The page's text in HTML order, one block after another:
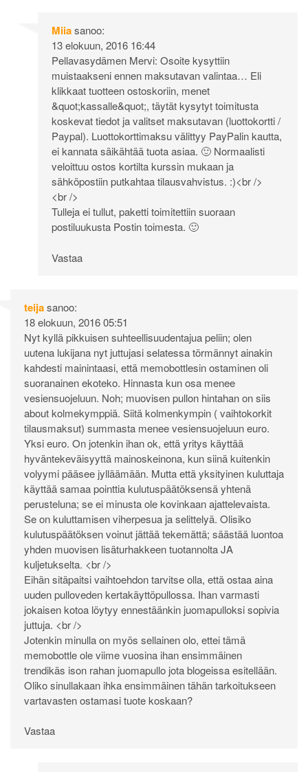
Miiasanoo:
13 elokuun, 2016 16:44
Pellavasydämen Mervi: Osoite kysyttiin
muistaakseni ennen maksutavan valintaa… Eli
klikkaat tuotteen ostoskoriin, menet
&quot;kassalle&quot;, täytät kysytyt toimitusta
koskevat tiedot ja valitset maksutavan (luottokortti /
Paypal). Luottokorttimaksu välittyy PayPalin kautta,
ei kannata säikähtää tuota asiaa. 🙂 Normaalisti
veloittuu ostos kortilta kurssin mukaan ja
sähköpostiin putkahtaa tilausvahvistus. :)<br />
<br />
Tulleja ei tullut, paketti toimitettiin suoraan
postiluukusta Postin toimesta. 🙂
Vastaa
teijasanoo:
18 elokuun, 2016 05:51
Nyt kyllä pikkuisen suhteellisuudentajua peliin; olen
uutena lukijana nyt juttujasi selatessa törmännyt ainakin
kahdesti mainintaasi, että memobottlesin ostaminen oli
suoranainen ekoteko. Hinnasta kun osa menee
vesiensuojeluun. Noh; muovisen pullon hintahan on siis
about kolmekymppiä. Siitä kolmenkympin ( vaihtokorkit
tilausmaksut) summasta menee vesiensuojeluun euro.
Yksi euro. On jotenkin ihan ok, että yritys käyttää
hyväntekeväisyyttä mainoskeinona, kun siinä kuitenkin
volyymi pääsee jylläämään. Mutta että yksityinen kuluttaja
käyttää samaa pointtia kulutuspäätöksensä yhtenä
perusteluna; se ei minusta ole kovinkaan ajattelevaista.
Se on kuluttamisen viherpesua ja selittelyä. Olisiko
kulutuspäätöksen voinut jättää tekemättä; säästää luontoa
yhden muovisen lisäturhakkeen tuotannolta JA
kuljetukselta. <br />
Eihän sitäpaitsi vaihtoehdon tarvitse olla, että ostaa aina
uuden pulloveden kertakäyttöpullossa. Ihan varmasti
jokaisen kotoa löytyy ennestäänkin juomapulloksi sopivia
juttuja. <br />
Jotenkin minulla on myös sellainen olo, ettei tämä
memobottle ole viime vuosina ihan ensimmäinen
trendikäs ison rahan juomapullo jota blogeissa esitellään.
Oliko sinullakaan ihka ensimmäinen tähän tarkoitukseen
vartavasten ostamasi tuote koskaan?
Vastaa